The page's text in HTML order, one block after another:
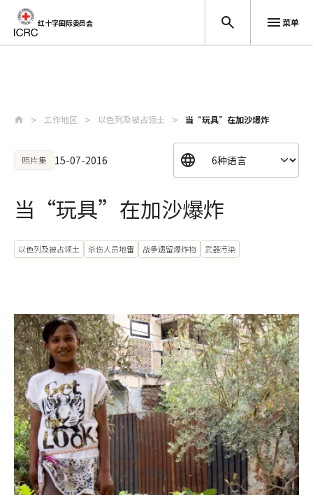
红十字国际委员会 菜单
工作地区 以色列及被占领土 当“玩具”在加沙爆炸
照片集 15-07-2016
当“玩具”在加沙爆炸
以色列及被占领土 杀伤人员地雷 战争遗留爆炸物 武器污染